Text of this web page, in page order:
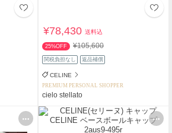
¥78,430送料込
25%OFF ¥105,600
関税負担なし 返品補償
CELINE
PREMIUM PERSONAL SHOPPER
cielo stellato